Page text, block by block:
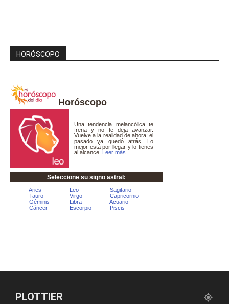
HORÓSCOPO
Horóscopo
PLOTTIER